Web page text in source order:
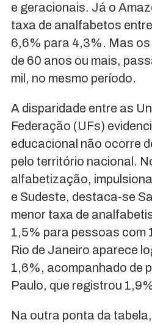
e geracionais. Já o
taxa de analfabetos
6,6% para 4,3%. Mas
de 60 anos ou mais,
mil, no mesmo período.
A disparidade entre as
Federação (UFs)
educacional não ocorre
pelo território nacional.
alfabetização,
e Sudeste, destaca-se
menor taxa de
1,5% para pessoas com
Rio de Janeiro aparece
1,6%, acompanhado de
Paulo, que registrou
Na outra ponta da